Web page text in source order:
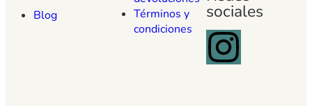
Blog
Términos y
condiciones
sociales